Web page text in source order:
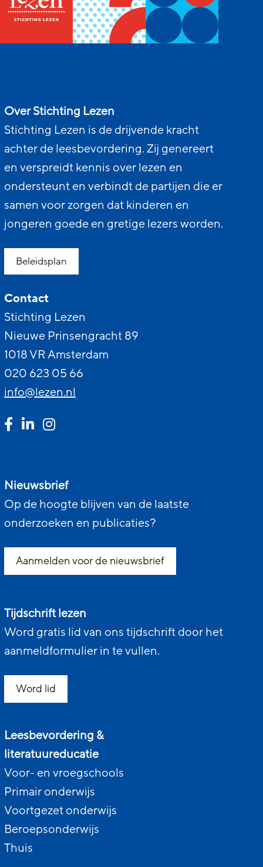
Over Stichting Lezen
Stichting Lezen is de drijvende kracht
achter de leesbevordering. Zij genereert
en verspreidt kennis over lezen en
ondersteunt en verbindt de partijen die er
samen voor zorgen dat kinderen en
jongeren goede en gretige lezers worden.
Beleidsplan
Contact
Stichting Lezen
Nieuwe Prinsengracht 89
1018 VR Amsterdam
020 623 05 66
info@lezen.nl
Nieuwsbrief
Op de hoogte blijven van de laatste
onderzoeken en publicaties?
Aanmelden voor de nieuwsbrief
Tijdschrift lezen
Word gratis lid van ons tijdschrift door het
aanmeldformulier in te vullen.
Word lid
Leesbevordering &
literatuureducatie
Voor- en vroegschools
Primair onderwijs
Voortgezet onderwijs
Beroepsonderwijs
Thuis